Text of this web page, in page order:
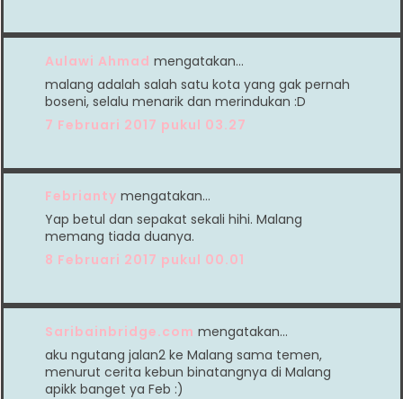
Aulawi Ahmad mengatakan…
malang adalah salah satu kota yang gak pernah
boseni, selalu menarik dan merindukan :D
7 Februari 2017 pukul 03.27
Febrianty mengatakan…
Yap betul dan sepakat sekali hihi. Malang
memang tiada duanya.
8 Februari 2017 pukul 00.01
Saribainbridge.com mengatakan…
aku ngutang jalan2 ke Malang sama temen,
menurut cerita kebun binatangnya di Malang
apikk banget ya Feb :)